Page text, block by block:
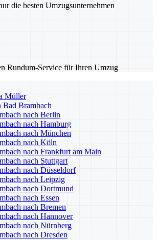
die besten Umzugsunternehmen
Rundum-Service für Ihren Umzug
Müller
Bad Brambach
nach Berlin
nach Hamburg
nach München
nach Köln
nach Frankfurt am Main
nach Stuttgart
nach Düsseldorf
nach Leipzig
nach Dortmund
nach Essen
nach Bremen
nach Hannover
nach Nürnberg
nach Dresden